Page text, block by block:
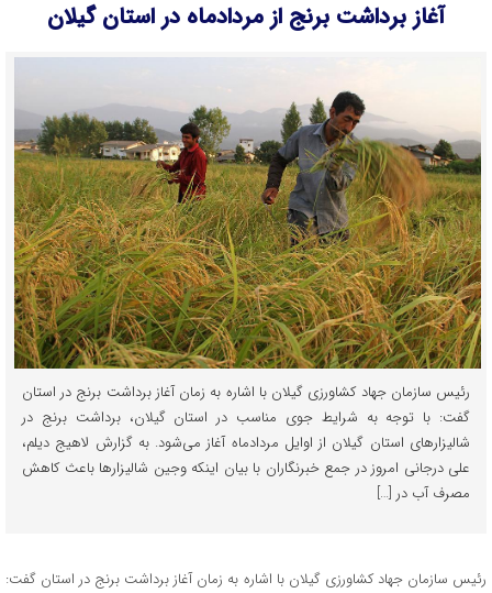
آغاز برداشت برنج از مردادماه در استان گیلان
رئیس سازمان جهاد کشاورزی گیلان با اشاره به زمان آغاز برداشت برنج در استان
گفت: با توجه به شرایط جوی مناسب در استان گیلان، برداشت برنج در
شالیزارهای استان گیلان از اوایل مردادماه آغاز می‌شود. به گزارش لاهیج دیلم،
علی درجانی امروز در جمع خبرنگاران با بیان اینکه وجین شالیزارها باعث کاهش
مصرف آب در […]
رئیس سازمان جهاد کشاورزی گیلان با اشاره به زمان آغاز برداشت برنج در استان گفت: